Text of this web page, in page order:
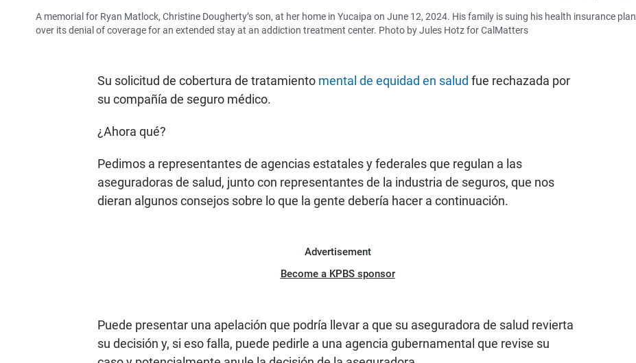
A memorial for Ryan Matlock, Christine Dougherty’s son, at her home in Yucaipa on June 12, 2024. His family is suing his health insurance plan
over its denial of coverage for an extended stay at an addiction treatment center. Photo by Jules Hotz for CalMatters
Su solicitud de cobertura de tratamiento mental de equidad en salud fue rechazada por
su compañía de seguro médico.
¿Ahora qué?
Pedimos a representantes de agencias estatales y federales que regulan a las
aseguradoras de salud, junto con representantes de la industria de seguros, que nos
dieran algunos consejos sobre lo que la gente debería hacer a continuación.
Advertisement
Become a KPBS sponsor
Puede presentar una apelación que podría llevar a que su aseguradora de salud revierta
su decisión y, si eso falla, puede pedirle a una agencia gubernamental que revise su